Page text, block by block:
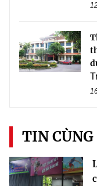
TIN CÙNG